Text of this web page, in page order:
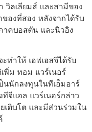
วิลเลียมส์ และสามีของ
ของที่สอง หลังจากได้รับ
คบอสตัน และนิวอิง
ทําให้ เอฟเอสจีได้รับ
พิ่ม ทอม แวร์เนอร์
นนักลงทุนในทีเอ็มอาร์
จีแอล แวร์เนอร์กล่าว
เติบโต และมีส่วนร่วมใน